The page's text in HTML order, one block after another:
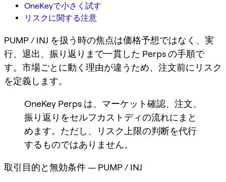
OneKeyで小さく試す
リスクに関する注意
PUMP / INJ を扱う時の焦点は価格予想ではなく、実
行、退出、振り返りまで一貫した Perps の手順で
す。市場ごとに動く理由が違うため、注文前にリスク
を定義します。
OneKey Perps は、マーケット確認、注文、
振り返りをセルフカストディの流れにまと
めます。ただし、リスク上限の判断を代行
するものではありません。
取引目的と無効条件 — PUMP / INJ